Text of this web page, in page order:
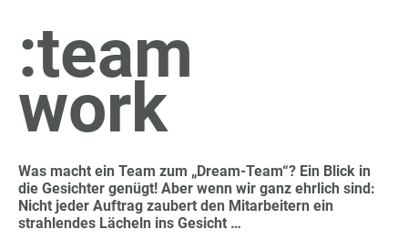
:team
work
Was macht ein Team zum „Dream-Team“? Ein Blick in
die Gesichter genügt! Aber wenn wir ganz ehrlich sind:
Nicht jeder Auftrag zaubert den Mitarbeitern ein
strahlendes Lächeln ins Gesicht …